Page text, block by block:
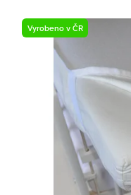
Vyrobeno v ČR